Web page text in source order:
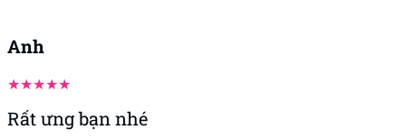
Anh
Rất ưng bạn nhé